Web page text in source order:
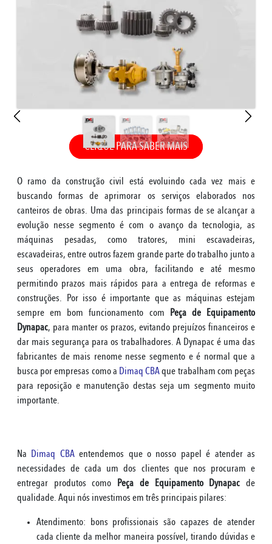
O ramo da construção civil está evoluindo cada vez mais e
buscando formas de aprimorar os serviços elaborados nos
canteiros de obras. Uma das principais formas de se alcançar a
evolução nesse segmento é com o avanço da tecnologia, as
máquinas pesadas, como tratores, mini escavadeiras,
escavadeiras, entre outros fazem grande parte do trabalho junto a
seus operadores em uma obra, facilitando e até mesmo
permitindo prazos mais rápidos para a entrega de reformas e
construções. Por isso é importante que as máquinas estejam
sempre em bom funcionamento com Peça de Equipamento
Dynapac, para manter os prazos, evitando prejuízos financeiros e
dar mais segurança para os trabalhadores. A Dynapac é uma das
fabricantes de mais renome nesse segmento e é normal que a
busca por empresas como a Dimaq CBAque trabalham com peças
para reposição e manutenção destas seja um segmento muito
importante.
CLIQUE PARA SABER MAIS
Na Dimaq CBAentendemos que o nosso papel é atender as
necessidades de cada um dos clientes que nos procuram e
entregar produtos como Peça de Equipamento Dynapac de
qualidade. Aqui nós investimos em três principais pilares:
Atendimento: bons profissionais são capazes de atender
cada cliente da melhor maneira possível, tirando dúvidas e